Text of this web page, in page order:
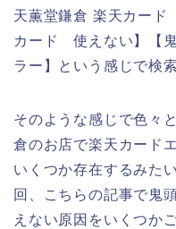
天薫堂鎌倉 楽天カー
カード 使えない】【
ラー】という感じで検
そのような感じで色々
倉のお店で楽天カード
いくつか存在するみた
回、こちらの記事で鬼
えない原因をいくつか